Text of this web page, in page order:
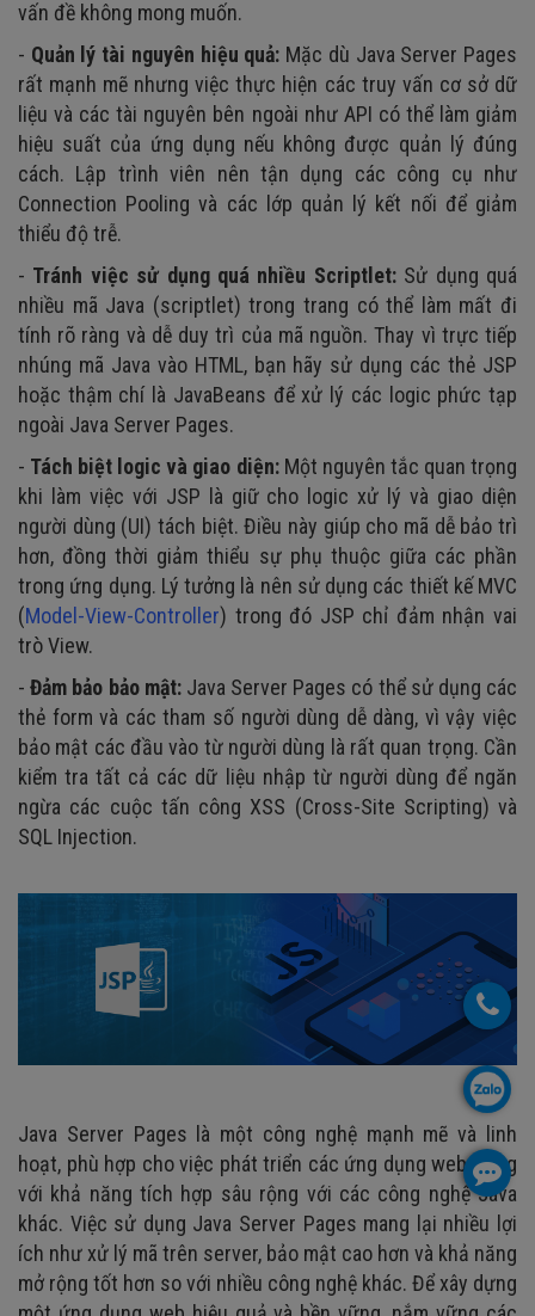
vấn đề không mong muốn.
- Quản lý tài nguyên hiệu quả: Mặc dù Java Server Pages
rất mạnh mẽ nhưng việc thực hiện các truy vấn cơ sở dữ
liệu và các tài nguyên bên ngoài như API có thể làm giảm
hiệu suất của ứng dụng nếu không được quản lý đúng
cách. Lập trình viên nên tận dụng các công cụ như
Connection Pooling và các lớp quản lý kết nối để giảm
thiểu độ trễ.
- Tránh việc sử dụng quá nhiều Scriptlet: Sử dụng quá
nhiều mã Java (scriptlet) trong trang có thể làm mất đi
tính rõ ràng và dễ duy trì của mã nguồn. Thay vì trực tiếp
nhúng mã Java vào HTML, bạn hãy sử dụng các thẻ JSP
hoặc thậm chí là JavaBeans để xử lý các logic phức tạp
ngoài Java Server Pages.
- Tách biệt logic và giao diện:Một nguyên tắc quan trọng
khi làm việc với JSP là giữ cho logic xử lý và giao diện
người dùng (UI) tách biệt. Điều này giúp cho mã dễ bảo trì
hơn, đồng thời giảm thiểu sự phụ thuộc giữa các phần
trong ứng dụng. Lý tưởng là nên sử dụng các thiết kế MVC
(Model-View-Controller) trong đó JSP chỉ đảm nhận vai
trò View.
-Đảm bảo bảo mật:Java Server Pages có thể sử dụng các
thẻ form và các tham số người dùng dễ dàng, vì vậy việc
bảo mật các đầu vào từ người dùng là rất quan trọng. Cần
kiểm tra tất cả các dữ liệu nhập từ người dùng để ngăn
ngừa các cuộc tấn công XSS (Cross-Site Scripting) và
SQL Injection.
Java Server Pages là một công nghệ mạnh mẽ và linh
hoạt, phù hợp cho việc phát triển các ứng dụng web động
với khả năng tích hợp sâu rộng với các công nghệ Java
khác. Việc sử dụng Java Server Pages mang lại nhiều lợi
ích như xử lý mã trên server, bảo mật cao hơn và khả năng
mở rộng tốt hơn so với nhiều công nghệ khác. Để xây dựng